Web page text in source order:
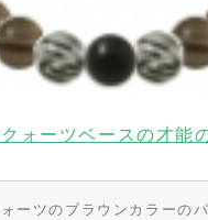
ォーツベースの才能
ーツのブラウンカラーの